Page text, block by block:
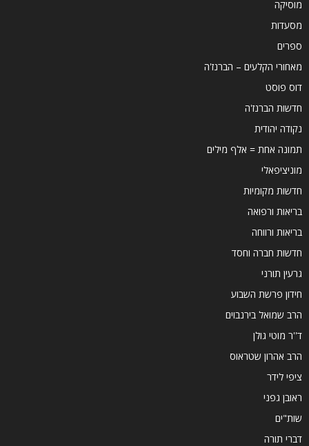
מוסיקה
מסעדות
ספרים
מאחורי הקלעים – הברנז'ה
דוס פוסט
חדשות הברנז'ה
נקודה יהודית
תמונה אחת = אלף מילים
מוניציפאלי
חדשות מקומיות
בריאות ורפואה
בריאות ורווחה
חדשות חברה וחסד
גרעין תורני
חידון פרשת השבוע
הרב שמואל בירנבוים
ד''ר מוטי גולן
הרב אהרון שטראוס
ציפי לידר
ראובן גפני
שות"ים
דברי תורה